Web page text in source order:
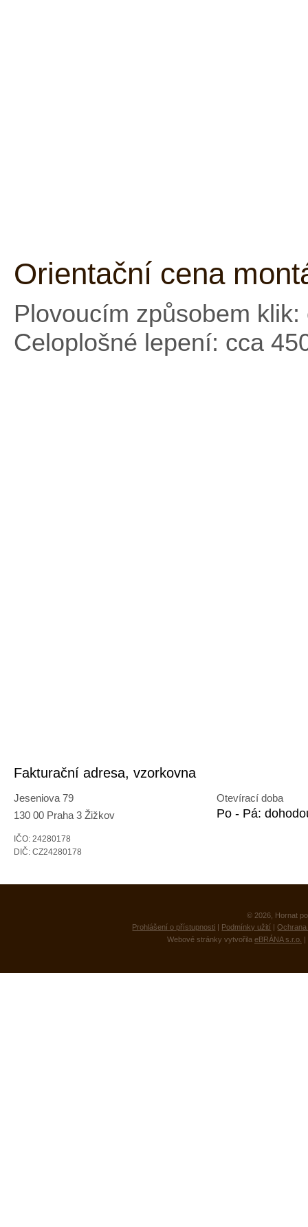
Orientační cena
Plovoucím způsobem
Celoplošné lepení: cca
Fakturační adresa, vzorkovna
Jeseniova 79
130 00 Praha 3 Žižkov
IČO: 24280178
DIČ: CZ24280178
Otevírací doba
Po - Pá:
© 2026, Hornat
Prohlášení o přístupnosti | Podmínky užití |
Webové stránky vytvořila eBRÁNA s.r.o. |